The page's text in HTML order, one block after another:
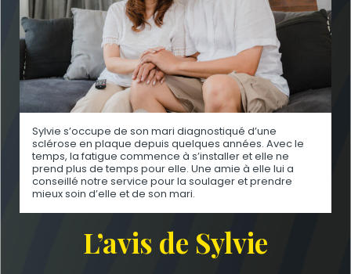
Sylvie s’occupe de son mari diagnostiqué d’une
sclérose en plaque depuis quelques années. Avec le
temps, la fatigue commence à s’installer et elle ne
prend plus de temps pour elle. Une amie à elle lui a
conseillé notre service pour la soulager et prendre
mieux soin d’elle et de son mari.
L’avis de Sylvie